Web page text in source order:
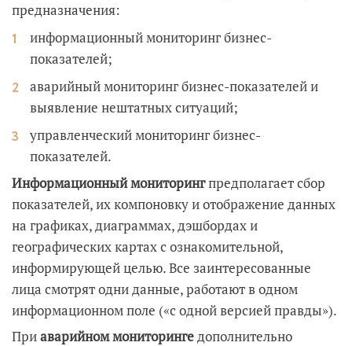
предназначения:
информационный мониторинг бизнес-
показателей;
аварийный мониторинг бизнес-показателей и
выявление нештатных ситуаций;
управленческий мониторинг бизнес-
показателей.
Информационный мониторингпредполагает сбор
показателей, их компоновку и отображение данных
на графиках, диаграммах, дэшбордах и
географических картах с ознакомительной,
информирующей целью. Все заинтересованные
лица смотрят одни данные, работают в одном
информационном поле («с одной версией правды»).
Приаварийном мониторингедополнительно